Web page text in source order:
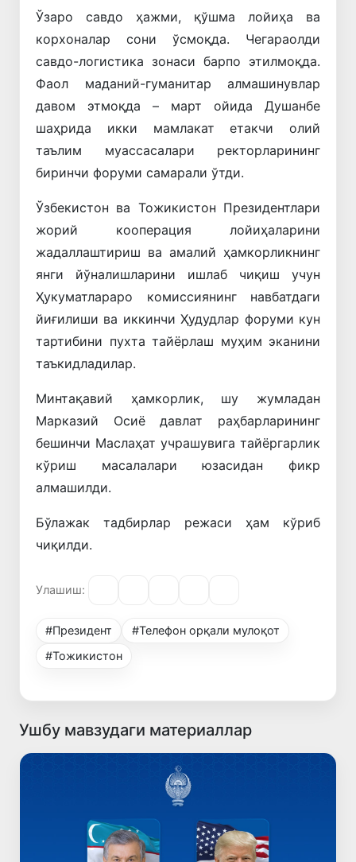
Ўзаро савдо ҳажми, қўшма лойиҳа ва
корхоналар сони ўсмоқда. Чегараолди
савдо-логистика зонаси барпо этилмоқда.
Фаол маданий-гуманитар алмашинувлар
давом этмоқда – март ойида Душанбе
шаҳрида икки мамлакат етакчи олий
таълим муассасалари ректорларининг
биринчи форуми самарали ўтди.
Ўзбекистон ва Тожикистон Президентлари
жорий кооперация лойиҳаларини
жадаллаштириш ва амалий ҳамкорликнинг
янги йўналишларини ишлаб чиқиш учун
Ҳукуматлараро комиссиянинг навбатдаги
йиғилиши ва иккинчи Ҳудудлар форуми кун
тартибини пухта тайёрлаш муҳим эканини
таъкидладилар.
Минтақавий ҳамкорлик, шу жумладан
Марказий Осиё давлат раҳбарларининг
бешинчи Маслаҳат учрашувига тайёргарлик
кўриш масалалари юзасидан фикр
алмашилди.
Бўлажак тадбирлар режаси ҳам кўриб
чиқилди.
Улашиш:
#Президент
#Телефон орқали мулоқот
#Тожикистон
Ушбу мавзудаги материаллар